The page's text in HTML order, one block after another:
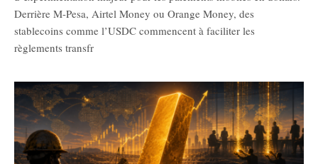
Derrière M-Pesa, Airtel Money ou Orange Money, des
stablecoins comme l’USDC commencent à faciliter les
règlements transfr